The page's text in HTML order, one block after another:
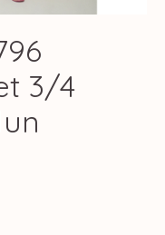
3/4